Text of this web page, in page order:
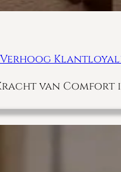
Verhoog
van Comfort